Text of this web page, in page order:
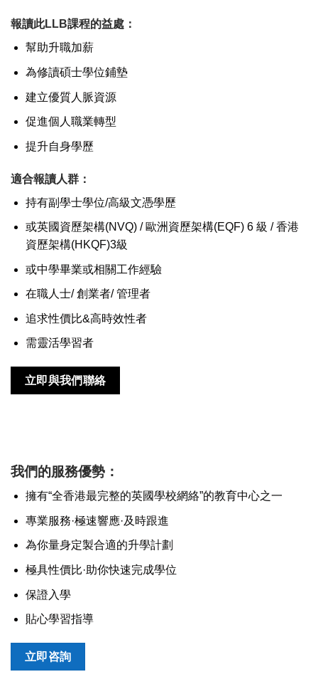
報讀此LLB課程的益處：
幫助升職加薪
為修讀碩士學位鋪墊
建立優質人脈資源
促進個人職業轉型
提升自身學歷
適合報讀人群：
持有副學士學位/高級文憑學歷
或英國資歷架構(NVQ) / 歐洲資歷架構(EQF) 6 級 / 香港
資歷架構(HKQF)3級
或中學畢業或相關工作經驗
在職人士/ 創業者/ 管理者
追求性價比&高時效性者
需靈活學習者
立即與我們聯絡
我們的服務優勢：
擁有“全香港最完整的英國學校網絡”的教育中心之一
專業服務·極速響應·及時跟進
為你量身定製合適的升學計劃
極具性價比·助你快速完成學位
保證入學
貼心學習指導
立即咨詢